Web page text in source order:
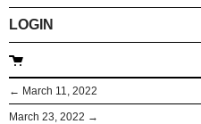
LOGIN
← March 11, 2022
March 23, 2022 →